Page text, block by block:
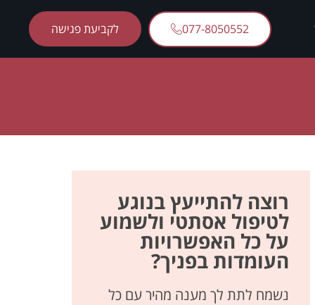
077-8050552 לקביעת פגישה
רוצה להתייעץ בנוגע
לטיפול אסתטי ולשמוע
על כל האפשרויות
העומדות בפניך?
נשמח לתת לך מענה מהיר עם כל